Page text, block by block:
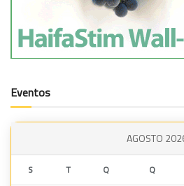
Eventos
AGOSTO
S T Q Q